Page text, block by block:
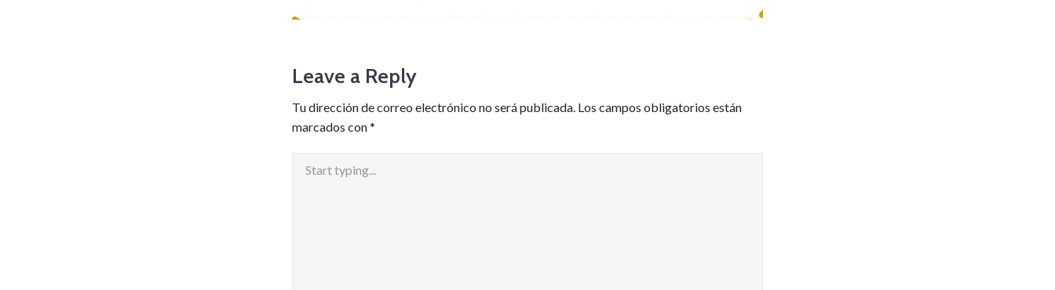
Leave a Reply
Tu dirección de correo electrónico no será publicada. Los campos obligatorios están
marcados con*